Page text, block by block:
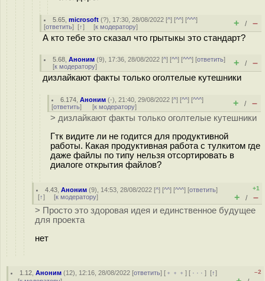
5.65 ,microsoft (?), 17:30, 28/08/2022 [^] [^^] [^^^]
[ответить] [↑] [к модератору] + / –
А кто тебе это сказал что грытыкы это стандарт?
5.68 ,Аноним (9), 17:36, 28/08/2022 [^] [^^] [^^^] [ответить]
[к модератору] + / –
дизлайкают факты только оголтелые кутешники
6.174 ,Аноним (-), 21:40, 29/08/2022 [^] [^^] [^^^]
[ответить] [к модератору] + / –
> дизлайкают факты только оголтелые кутешники
Гтк видите ли не годится для продуктивной
работы. Какая продуктивная работа с тулкитом где
даже файлы по типу нельзя отсортировать в
диалоге открытия файлов?
4.43 ,Аноним (9), 14:53, 28/08/2022 [^] [^^] [^^^] [ответить]
[↑] [к модератору]
+1
+ / –
> Просто это здоровая идея и единственное будущее
для проекта
нет
1.12 ,Аноним (12), 12:16, 28/08/2022 [ответить] [ ﹢﹢﹢] [ · · ·][↑]
–2